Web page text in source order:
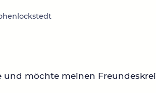
und möchte meinen